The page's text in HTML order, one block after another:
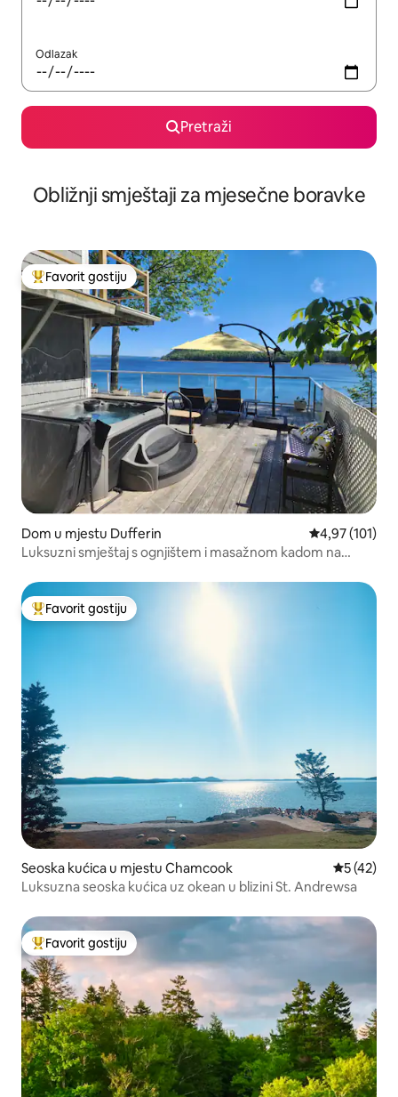
Odlazak
Pretraži
Obližnji smještaji za mjesečne boravke
Glavni favorit gostiju
Favorit gostiju
Dom u mjestu Dufferin Prosječna
4,97 (101)
Luksuzni smještaj s ognjištem i masažnom kadom na
Glavni favorit gostiju
Favorit gostiju
Seoska kućica u mjestu Chamcook Prosječna
5 (42)
Luksuzna seoska kućica uz okean u blizini St. Andrewsa
Glavni favorit gostiju
Favorit gostiju